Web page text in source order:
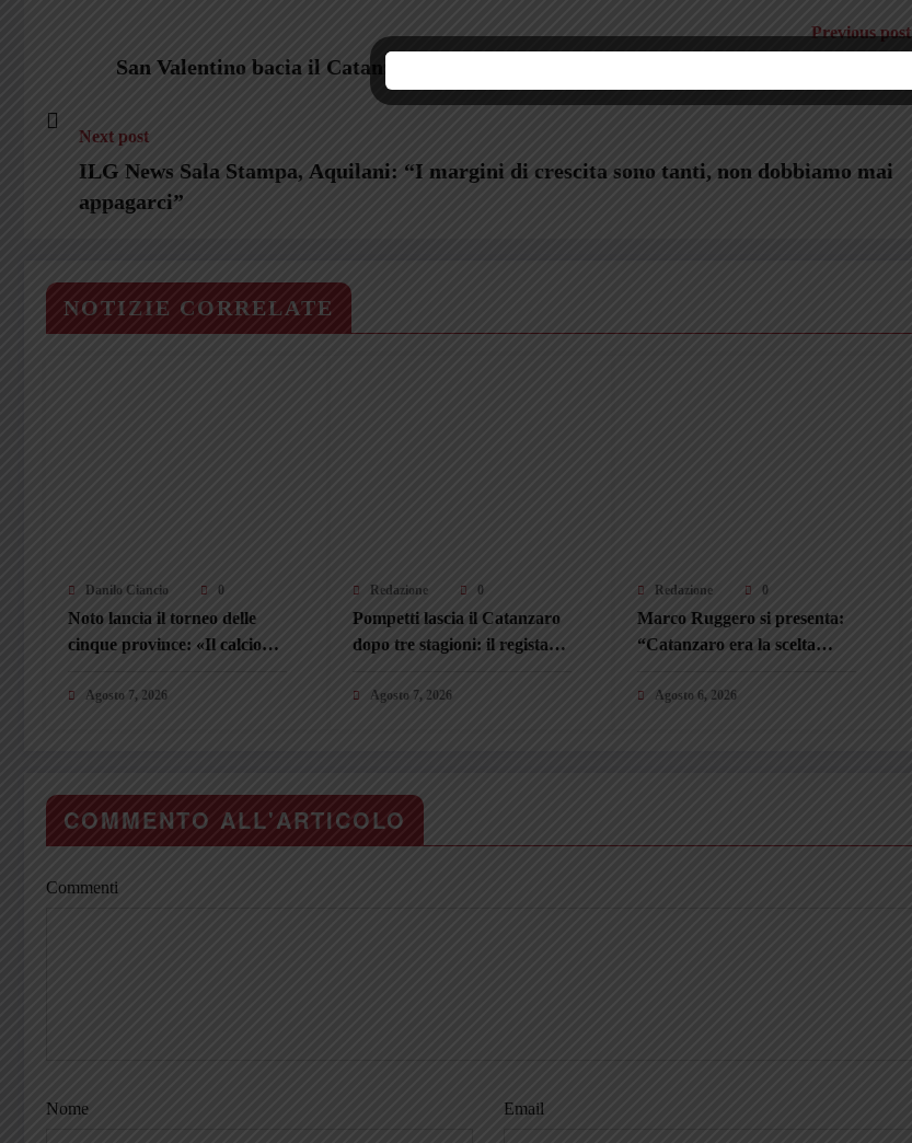
Previous post
San Valentino bacia il Catanzaro: terzo successo consecutivo, steso anche il Mantova
Next post
ILG News Sala Stampa, Aquilani: “I margini di crescita sono tanti, non dobbiamo mai
appagarci”
NOTIZIE CORRELATE
Danilo Ciancio 0
Noto lancia il torneo delle
cinque province: «Il calcio
Agosto 7, 2026
Redazione 0
Pompetti lascia il Catanzaro
dopo tre stagioni: il regista
Agosto 7, 2026
Redazione 0
Marco Ruggero si presenta:
“Catanzaro era la scelta
maglia”
Agosto 6, 2026
COMMENTO ALL'ARTICOLO
Commenti
Nome Email